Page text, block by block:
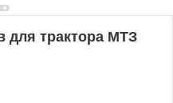
для трактора МТЗ